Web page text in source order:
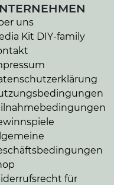
uns
Kit DIY-family
für